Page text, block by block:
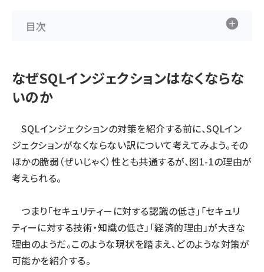
目次
なぜSQLインジェクションはなくならな
いのか
SQLインジェクションの対策を紹介する前に、SQLイン
ジェクションがなくならない訳について考えてみよう。その
ほかの脆弱（ぜいじゃく）性とも共通するが、図1-1の理由が
考えられる。
つまり「セキュリティーに対する認識の低さ」「セキュリ
ティーに対する技術・知識の低さ」「経済的理由」が大きな
理由のようだ。このような現状を踏まえ、どのような対策が
可能かを紹介する。